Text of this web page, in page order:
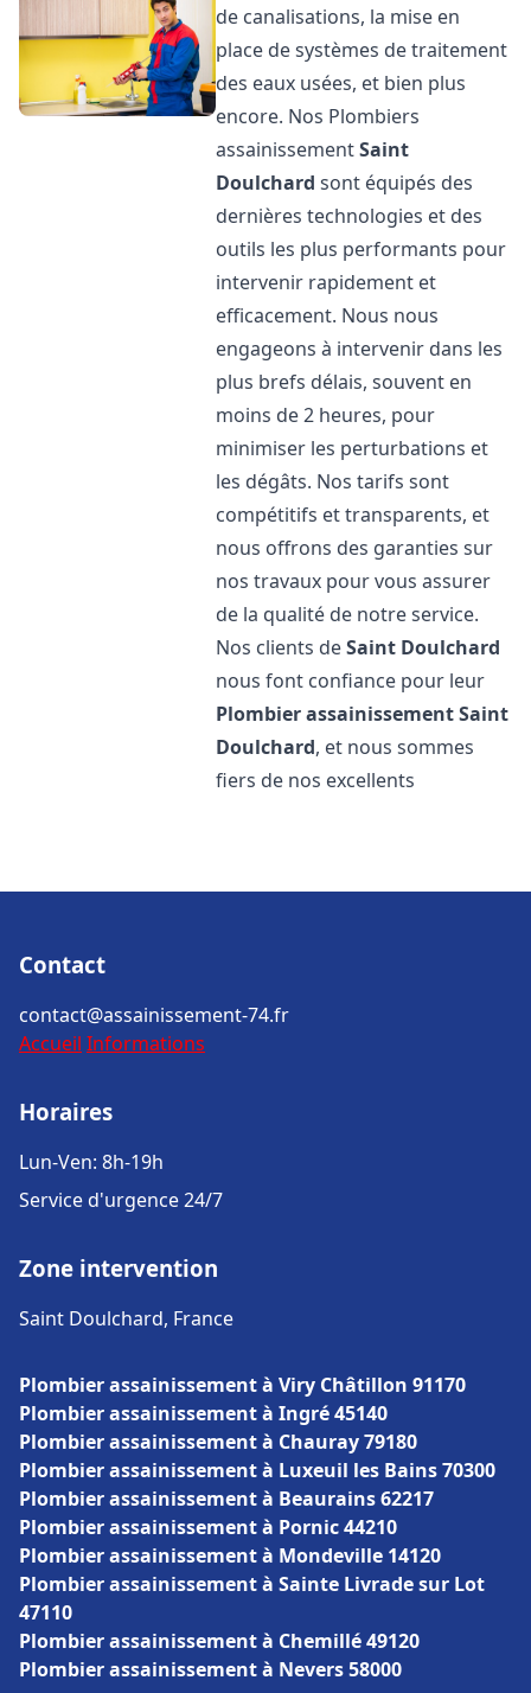
de canalisations, la mise en
place de systèmes de traitement
des eaux usées, et bien plus
encore. Nos Plombiers
assainissementSaint
Doulchard sont équipés des
dernières technologies et des
outils les plus performants pour
intervenir rapidement et
efficacement. Nous nous
engageons à intervenir dans les
plus brefs délais, souvent en
moins de 2 heures, pour
minimiser les perturbations et
les dégâts. Nos tarifs sont
compétitifs et transparents, et
nous offrons des garanties sur
nos travaux pour vous assurer
de la qualité de notre service.
Nos clients deSaint Doulchard
nous font confiance pour leur
Plombier assainissementSaint
Doulchard, et nous sommes
fiers de nos excellents
Contact
contact@assainissement-74.fr
Accueil Informations
Horaires
Lun-Ven: 8h-19h
Service d'urgence 24/7
Zone intervention
Saint Doulchard, France
Plombier assainissement à Viry Châtillon 91170
Plombier assainissement à Ingré 45140
Plombier assainissement à Chauray 79180
Plombier assainissement à Luxeuil les Bains 70300
Plombier assainissement à Beaurains 62217
Plombier assainissement à Pornic 44210
Plombier assainissement à Mondeville 14120
Plombier assainissement à Sainte Livrade sur Lot
47110
Plombier assainissement à Chemillé 49120
Plombier assainissement à Nevers 58000